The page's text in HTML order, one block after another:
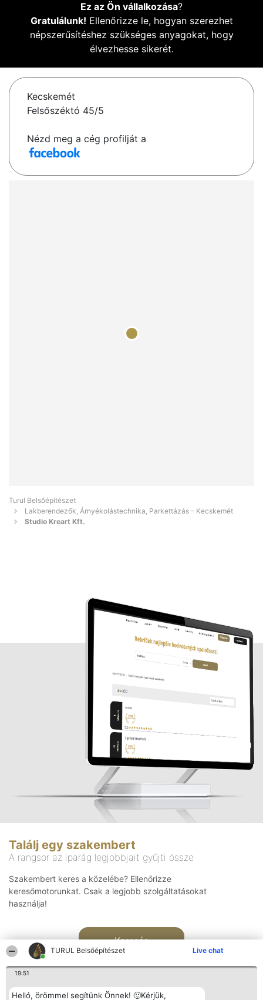
TURUL Belsőépítészet Live chat
19:51
Helló, örömmel segítünk Önnek! 🙂Kérjük,
Ez az Ön vállalkozása?
Gratulálunk! Ellenőrizze le, hogyan szerezhet
népszerűsítéshez szükséges anyagokat, hogy
élvezhesse sikerét.
Kecskemét
Felsőszéktó 45/5
Nézd meg a cég profilját a
Turul Belsőépítészet
Lakberendezők, Árnyékolástechnika, Parkettázás - Kecskemét
Studio Kreart Kft.
Találj egy szakembert
A rangsor az iparág legjobbjait gyűjti össze
Szakembert keres a közelébe? Ellenőrizze
keresőmotorunkat. Csak a legjobb szolgáltatásokat
használja!
Keresés